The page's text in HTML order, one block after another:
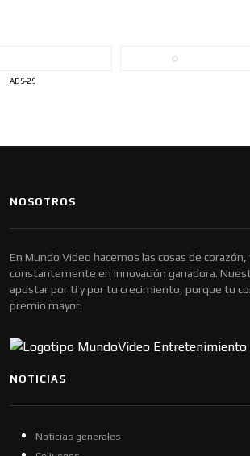
ADS-29
NOSOTROS
En Mundo Video hacemos las cosas de
constantemente en innovación ganadora.
apostar por ti y por tu crecimiento, porque tu
premio mayor.
NOTICIAS
Noticias generales